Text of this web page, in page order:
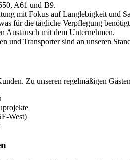
A61 und B9.
mit Fokus auf Langlebigkeit und
für die tägliche Verpflegung
Austausch mit dem Unternehmen.
und Transporter sind an unseren
Zu unseren regelmäßigen
West)